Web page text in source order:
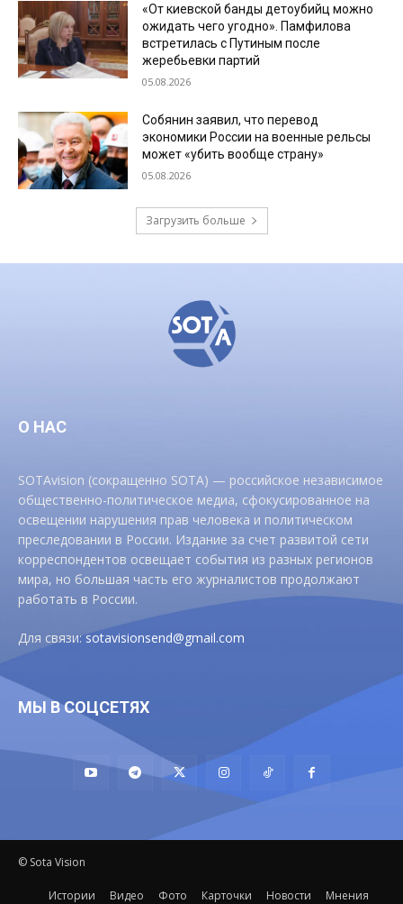
«От киевской банды детоубийц можно
ожидать чего угодно». Памфилова
встретилась с Путиным после
жеребьевки партий
05.08.2026
Собянин заявил, что перевод
экономики России на военные рельсы
может «убить вообще страну»
05.08.2026
Загрузить больше
О НАС
SOTAvision (сокращенно SOTA) — российское независимое
общественно-политическое медиа, сфокусированное на
освещении нарушения прав человека и политическом
преследовании в России. Издание за счет развитой сети
корреспондентов освещает события из разных регионов
мира, но большая часть его журналистов продолжают
работать в России.
Для связи:sotavisionsend@gmail.com
МЫ В СОЦСЕТЯХ
© Sota Vision
Истории Видео Фото Карточки Новости Мнения